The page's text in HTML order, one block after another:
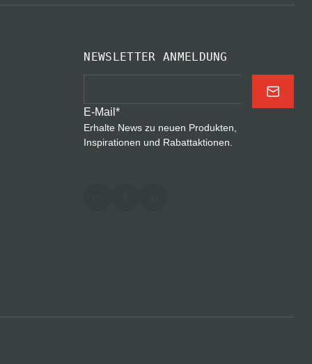
NEWSLETTER ANMELDUNG
E-Mail*
Erhalte News zu neuen Produkten,
Inspirationen und Rabattaktionen.